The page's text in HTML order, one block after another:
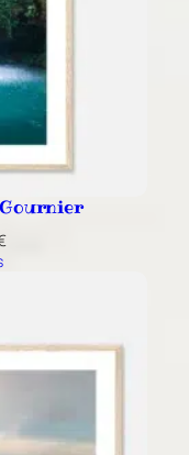
Plage
92,00 €